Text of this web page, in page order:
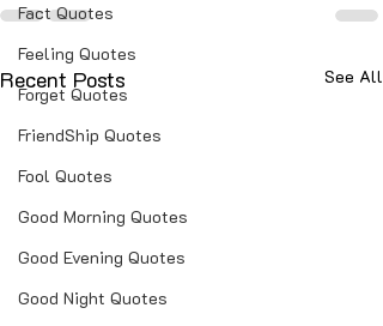
Fact Quotes
Feeling Quotes
Forget Quotes
FriendShip Quotes
Fool Quotes
Good Morning Quotes
Good Evening Quotes
Good Night Quotes
Recent Posts See All